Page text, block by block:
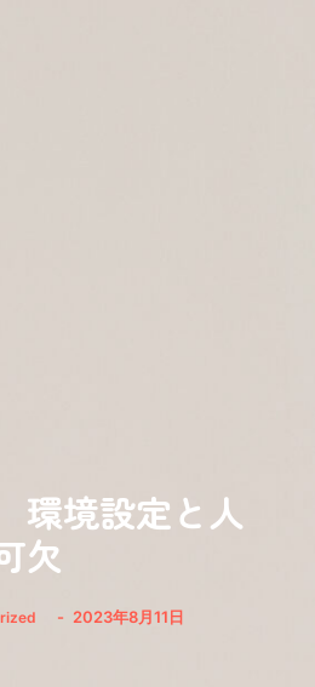
境設定と人
欠
- 2023年8月11日